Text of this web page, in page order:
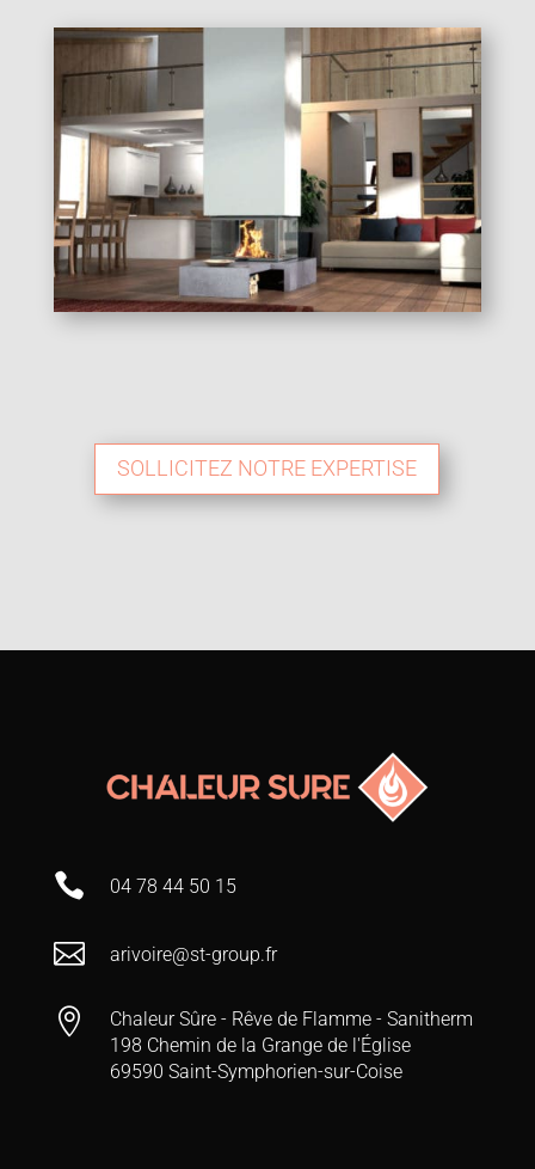
SOLLICITEZ NOTRE EXPERTISE
 04 78 44 50 15
 arivoire@st-group.fr

Chaleur Sûre - Rêve de Flamme - Sanitherm
198 Chemin de la Grange de l'Église
69590 Saint-Symphorien-sur-Coise